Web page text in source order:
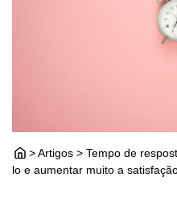
> Artigos > Tempo de
lo e aumentar muito a